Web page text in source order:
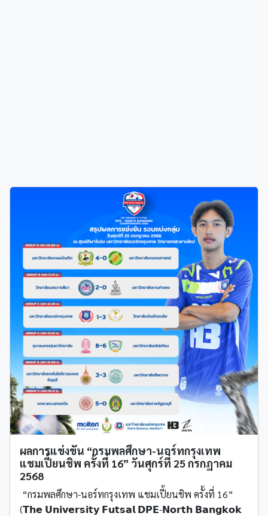
ผลการแข่งขัน “กรมพลศึกษา-นอร์ทกรุงเทพ
แชมเปี้ยนชิพ ครั้งที่ 16” วันศุกร์ที่ 25 กรกฎาคม
2568
“กรมพลศึกษา-นอร์ทกรุงเทพ แชมเปี้ยนชิพ ครั้งที่ 16”
(𝗧𝗵𝗲 𝗨𝗻𝗶𝘃𝗲𝗿𝘀𝗶𝘁𝘆 𝗙𝘂𝘁𝘀𝗮𝗹 𝗗𝗣𝗘-𝗡𝗼𝗿𝘁𝗵 𝗕𝗮𝗻𝗴𝗸𝗼𝗸